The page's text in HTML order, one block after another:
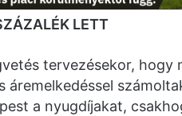
LETT
tervezésekor, hogy
áremelkedéssel
a nyugdíjakat,